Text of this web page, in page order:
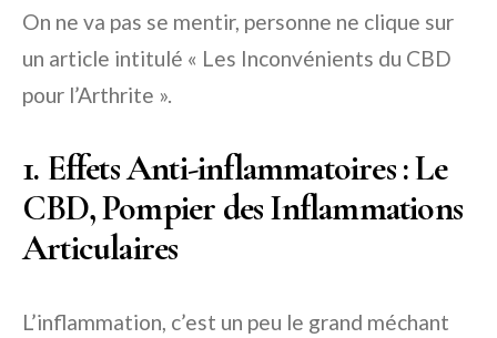
On ne va pas se mentir, personne ne clique sur
un article intitulé « Les Inconvénients du CBD
pour l’Arthrite ».
1. Effets Anti-inflammatoires : Le
CBD, Pompier des Inflammations
Articulaires
L’inflammation, c’est un peu le grand méchant